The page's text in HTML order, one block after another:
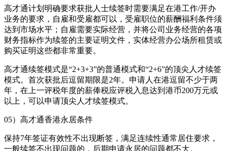
高才通计划明确要求获批人士续签时需要满足在港工作/开办
业务的要求，自雇和受雇都可以，受雇职位的薪酬福利条件须
达到市场水平；自雇需要实际经营，并将公司业务经营的各项
财务指标作为续签的主要证明文件，实体经营办公场所租赁或
购买证明这些都非常重要。
高才通续签模式是“2+3+3”的普通模式和“2+6”的顶尖人才续签
模式。首次获批后逗留期限是2年。申请人在港逗留不少于两
年，在上一评税年度的薪俸税应评税入息达到港币200万元或
以上，可以申请顶尖人才续签模式。
05）高才通香港永居条件
保持7年签证有效性不出现断签，满足连续性通常居住要求，
一般续签不出现问题的，后期申请永居的问题都不大。